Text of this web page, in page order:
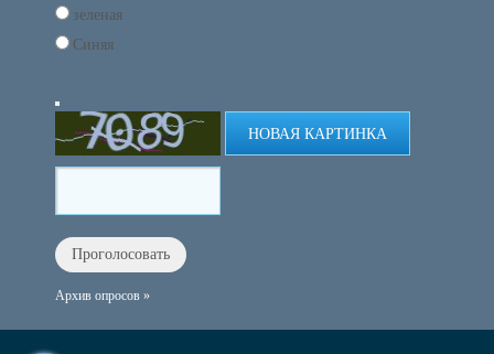
зеленая
Синяя
НОВАЯ КАРТИНКА
Архив опросов »